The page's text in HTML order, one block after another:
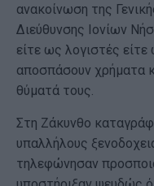
ανακοίνωση της
Διεύθυνσης Ιονίων
είτε ως λογιστές
αποσπάσουν χρήματα
θύματά τους.
Στη Ζάκυνθο
υπαλλήλους
τηλεφώνησαν